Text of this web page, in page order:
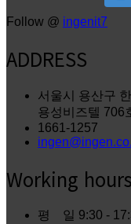
Follow @ ingenit7
ADDRESS
서울시 용산구
용성비즈텔 706
1661-1257
Working hours
평 일 9:30 -